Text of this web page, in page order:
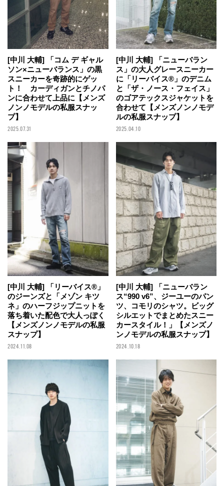
[中川 大輔] 「コム デ ギャル
ソン×ニューバランス」の黒
スニーカーを奇跡的にゲッ
ト！ カーディガンとチノパ
ンに合わせて上品に【メンズ
ノンノモデルの私服スナッ
プ】
2025.07.31
[中川 大輔] 「ニューバラン
ス」の大人グレースニーカー
に「リーバイス®」のデニム
と「ザ・ノース・フェイス」
のゴアテックスジャケットを
合わせて【メンズノンノモデ
ルの私服スナップ】
2025.04.10
[中川 大輔] 「リーバイス®」
のジーンズと「メゾン キツ
ネ」のハーフジップニットを
落ち着いた配色で大人っぽく
【メンズノンノモデルの私服
スナップ】
2024.11.08
[中川 大輔] 「ニューバラン
ス“990 v6”、ジーユーのパン
ツ、コモリのシャツ。ビッグ
シルエットでまとめたスニー
カースタイル！」【メンズノ
ンノモデルの私服スナップ】
2024.10.18